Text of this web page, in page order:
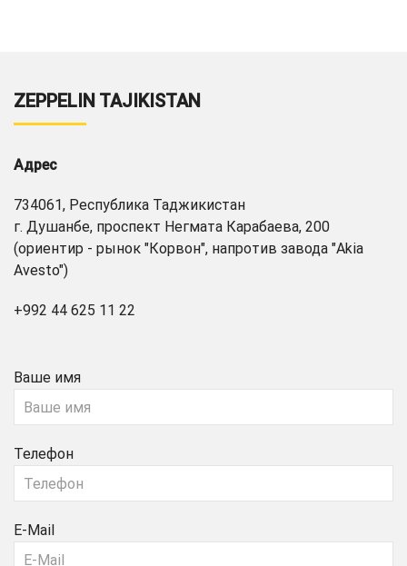
ZEPPELIN TAJIKISTAN
Адрес
734061, Республика Таджикистан
г. Душанбе, проспект Негмата Карабаева, 200
(ориентир - рынок "Корвон", напротив завода "Akia
Avesto")
+992 44 625 11 22
Ваше имя
Телефон
E-Mail